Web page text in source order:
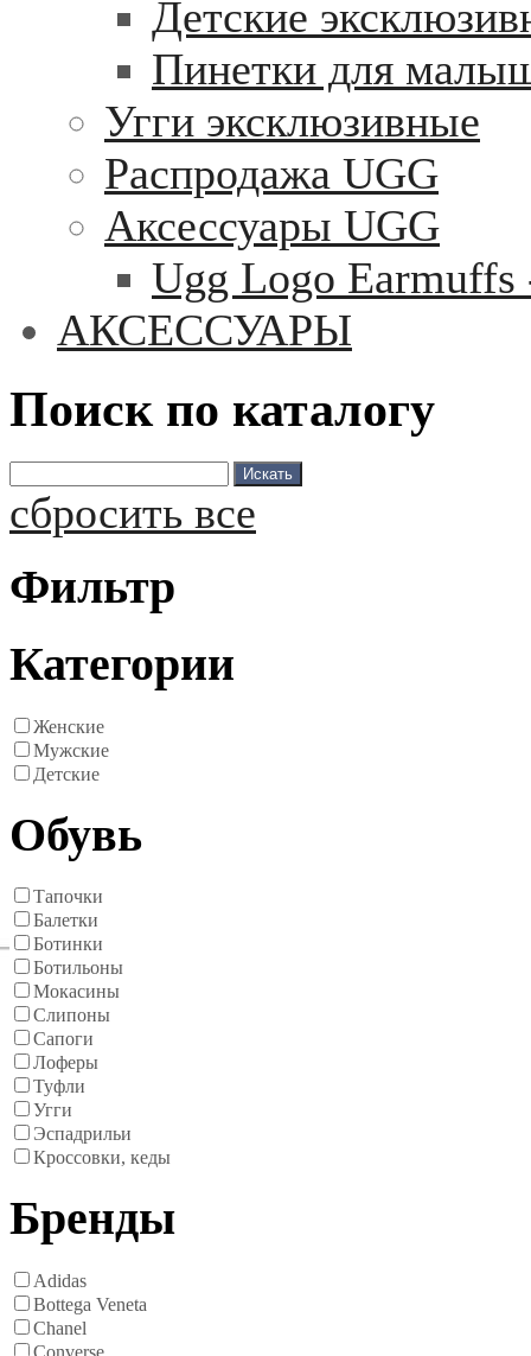
Детские
Пинетки для
Угги эксклюзивные
Распродажа UGG
Аксессуары UGG
Ugg Logo
АКСЕССУАРЫ
Поиск по каталогу
сбросить все
Фильтр
Категории
Женские
Мужские
Детские
Обувь
Тапочки
Балетки
Ботинки
Ботильоны
Мокасины
Слипоны
Сапоги
Лоферы
Туфли
Угги
Эспадрильи
Кроссовки, кеды
Бренды
Adidas
Bottega Veneta
Chanel
Converse